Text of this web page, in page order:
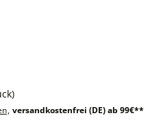
, versandkostenfrei (DE) ab 99€**